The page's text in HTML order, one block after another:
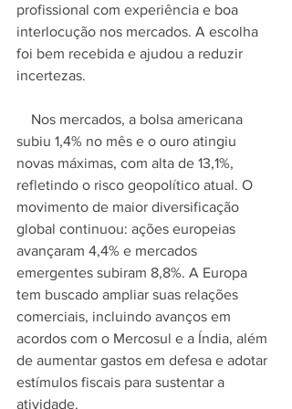
profissional com experiência e boa
interlocução nos mercados. A escolha
foi bem recebida e ajudou a reduzir
incertezas.
Nos mercados, a bolsa americana
subiu 1,4% no mês e o ouro atingiu
novas máximas, com alta de 13,1%,
refletindo o risco geopolítico atual. O
movimento de maior diversificação
global continuou: ações europeias
avançaram 4,4% e mercados
emergentes subiram 8,8%. A Europa
tem buscado ampliar suas relações
comerciais, incluindo avanços em
acordos com o Mercosul e a Índia, além
de aumentar gastos em defesa e adotar
estímulos fiscais para sustentar a
atividade.